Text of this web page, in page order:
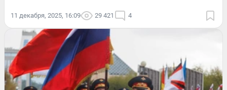
11 декабря, 2025, 16:09 29 421 4